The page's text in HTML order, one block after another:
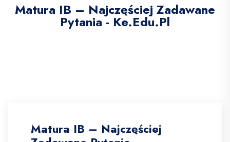
Matura IB – Najczęściej Zadawane
Pytania - Ke.edu.pl
Matura IB – Najczęściej